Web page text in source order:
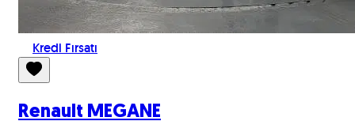
Kredi Fırsatı
Renault MEGANE